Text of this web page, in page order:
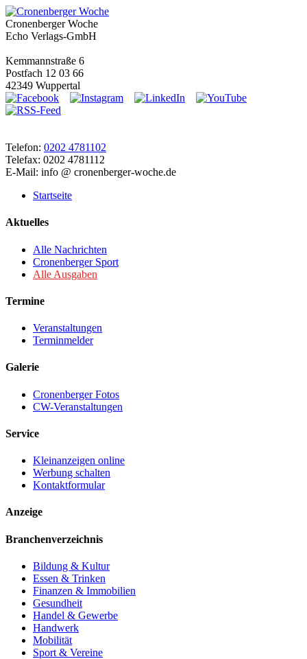
Cronenberger Woche
Echo Verlags-GmbH
Kemmannstraße 6
Postfach 12 03 66
42349 Wuppertal
Telefon: 0202 4781102
Telefax: 0202 4781112
E-Mail: info @ cronenberger-woche.de
Startseite
Aktuelles
Alle Nachrichten
Cronenberger Sport
Alle Ausgaben
Termine
Veranstaltungen
Terminmelder
Galerie
Cronenberger Fotos
CW-Veranstaltungen
Service
Kleinanzeigen online
Werbung schalten
Kontaktformular
Anzeige
Branchenverzeichnis
Bildung & Kultur
Essen & Trinken
Finanzen & Immobilien
Gesundheit
Handel & Gewerbe
Handwerk
Mobilität
Sport & Vereine